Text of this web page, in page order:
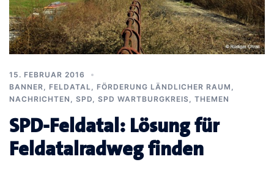
15. FEBRUAR 2016
BANNER
FELDATAL FÖRDERUNG LÄNDLICHER RAUM
NACHRICHTEN
SPD SPD WARTBURGKREIS THEMEN
SPD-Feldatal: Lösung für
Feldatalradweg finden